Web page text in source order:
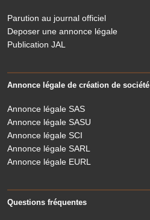
Parution au journal officiel
Deposer une annonce légale
Publication JAL
Annonce légale de création de société
Annonce légale SAS
Annonce légale SASU
Annonce légale SCI
Annonce légale SARL
Annonce légale EURL
Questions fréquentes